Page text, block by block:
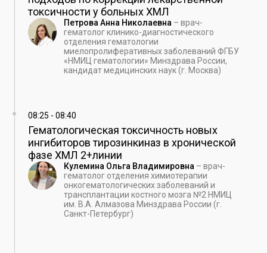
токсичности у больных ХМЛ
Петрова Анна Николаевна – врач-
гематолог клинико-диагностического
отделения гематологии
миелопролиферативных заболеваний ФГБУ
«НМИЦ гематологии» Минздрава России,
кандидат медицинских наук (г. Москва)
08:25 - 08:40
Гематологическая токсичность новых
ингибиторов тирозинкиназ в хронической
фазе ХМЛ 2+линии
Кулемина Ольга Владимировна – врач-
гематолог отделения химиотерапии
онкогематологических заболеваний и
трансплантации костного мозга №2 НМИЦ
им. В.А. Алмазова Минздрава России (г.
Санкт-Петербург)